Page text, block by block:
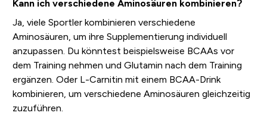
Kann ich verschiedene Aminosäuren kombinieren?
Ja, viele Sportler kombinieren verschiedene
Aminosäuren, um ihre Supplementierung individuell
anzupassen. Du könntest beispielsweise BCAAs vor
dem Training nehmen und Glutamin nach dem Training
ergänzen. Oder L-Carnitin mit einem BCAA-Drink
kombinieren, um verschiedene Aminosäuren gleichzeitig
zuzuführen.